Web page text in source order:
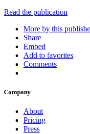
Read the publication
More by this
Share
Embed
Add to favorites
Comments
Company
About
Pricing
Press